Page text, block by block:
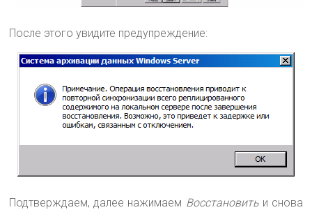
После этого увидите предупреждение:
Подтверждаем, далее нажимаем Восстановитьи снова